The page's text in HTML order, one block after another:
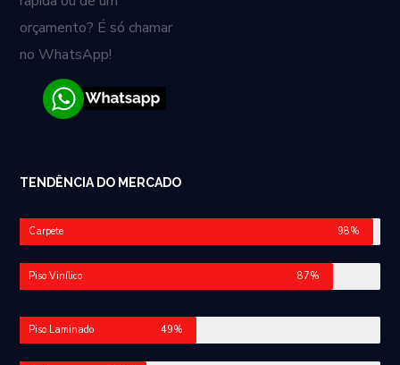
orçamento? É só chamar
no WhatsApp!
TENDÊNCIA DO MERCADO
Carpete 98%
Piso Vinílico 87%
Piso Laminado 49%